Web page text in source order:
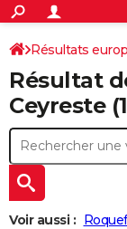
ACTUALITÉS
Politique
Société
Faits Divers
Education
Monde
Villes
+
SPORT
Coupe du monde
Football
Tennis
Cyclisme
Rugby
Forum
Programme TV
TNT
Streaming
Cinéma
Sorties cinéma
Musique
+
FINANCE
Retraite
Impôts
Epargne
Immobilier
Risques naturels
Banque
Assurance
Crédit
AUTO
Essais
Réserver un essai
Citadines
Berlines
SUV
Forum auto
+
HIGH-TECH
Résultats
Résultat
Ceyreste
Voir aussi :